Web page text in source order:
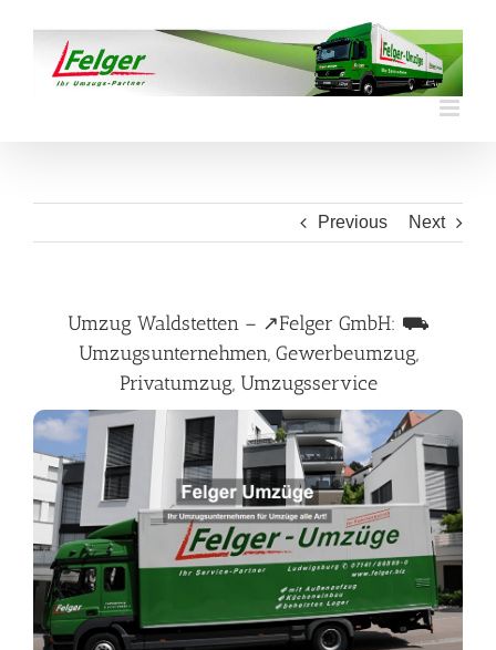
content
Previous Next
Umzug Waldstetten – ↗️Felger GmbH: ⛟
Umzugsunternehmen, Gewerbeumzug,
Privatumzug, Umzugsservice